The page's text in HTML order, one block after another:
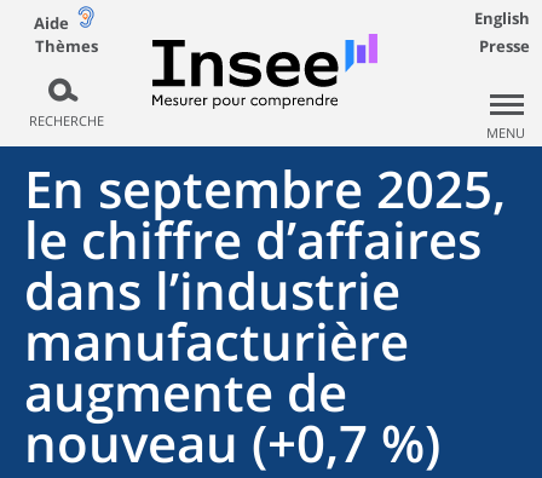
Aide
Thèmes
RECHERCHE
English
Presse
MENU
En septembre 2025,
le chiffre d’affaires
dans l’industrie
manufacturière
augmente de
nouveau (+0,7 %)